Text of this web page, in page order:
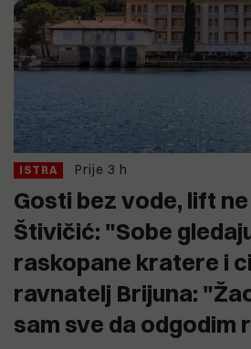
ISTRA Prije 3 h
Gosti bez vode, lift ne
Štivičić: "Sobe
raskopane kratere i
ravnatelj Brijuna:
sam sve da odgodim